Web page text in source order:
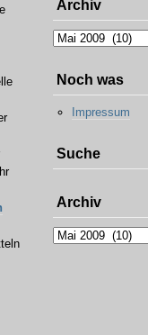
Archiv
Archiv
Noch was
Impressum
Suche
Archiv
Archiv